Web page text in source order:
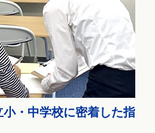
・中学校に密着した指